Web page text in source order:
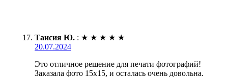
Таисия Ю. : ★ ★ ★ ★ ★
20.07.2024
Это отличное решение для печати фотографий!
Заказала фото 15х15, и осталась очень довольна.